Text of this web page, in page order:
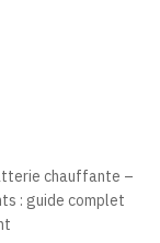
chauffante –
: guide complet